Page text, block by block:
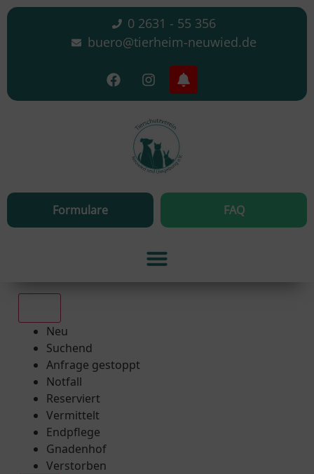
0 2631 - 55 356
buero@tierheim-neuwied.de
Formulare FAQ
Neu
Suchend
Anfrage gestoppt
Notfall
Reserviert
Vermittelt
Endpflege
Gnadenhof
Verstorben